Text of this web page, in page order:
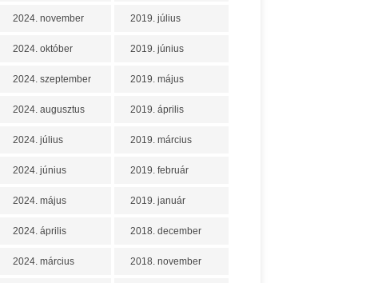
2024. november
2024. október
2024. szeptember
2024. augusztus
2024. július
2024. június
2024. május
2024. április
2024. március
2019. július
2019. június
2019. május
2019. április
2019. március
2019. február
2019. január
2018. december
2018. november